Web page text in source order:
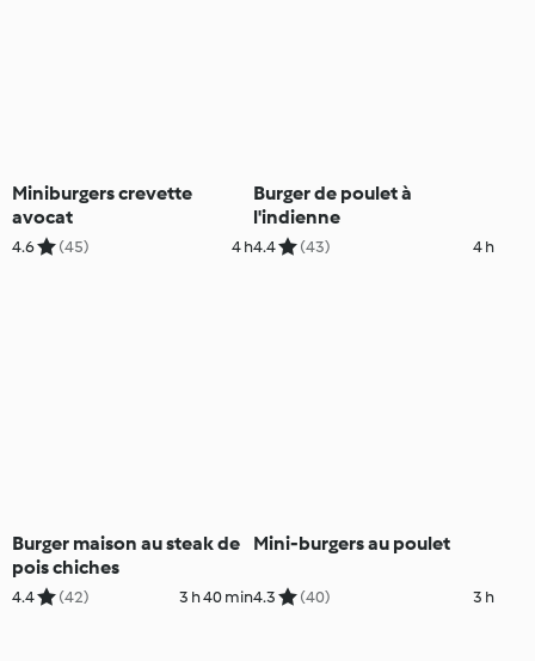
Miniburgers crevette
avocat
4.6 (45) 4 h
Burger de poulet à
l'indienne
4.4 (43) 4 h
Burger maison au steak de
pois chiches
4.4 (42) 3 h 40 min
Mini-burgers au poulet
4.3 (40) 3 h